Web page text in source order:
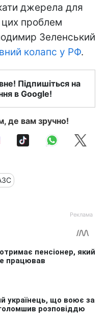
джерела для
цих проблем
Зеленський
колапс у РФ.
Підпишіться на
в Google!
де вам зручно!